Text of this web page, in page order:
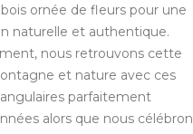
ornée de fleurs pour une
naturelle et authentique.
nous retrouvons cette
et nature avec ces
parfaitement
alors que nous